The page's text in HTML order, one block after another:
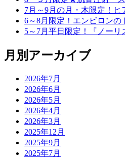
7月～9月の月・木限定！
6～8月限定！エンビロン
5～7月平日限定！『ノー
月別アーカイブ
2026年7月
2026年6月
2026年5月
2026年4月
2026年3月
2025年12月
2025年9月
2025年7月